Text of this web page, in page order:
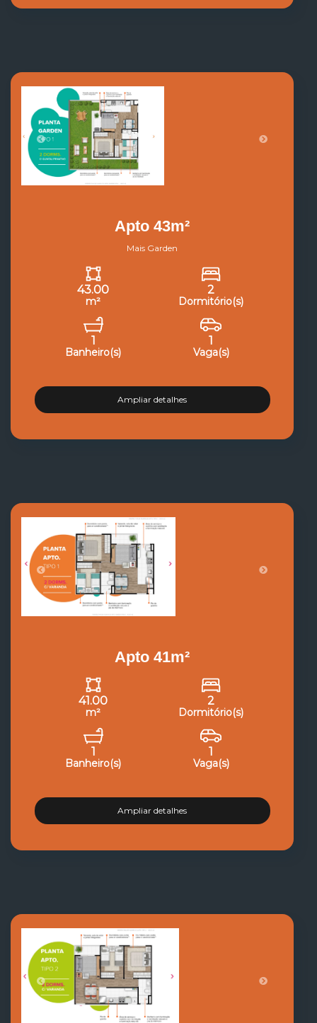
Apto 43m²
Mais Garden
43.00
m²
2
Dormitório(s)
1
Banheiro(s)
1
Vaga(s)
Ampliar detalhes
Apto 41m²
41.00
m²
2
Dormitório(s)
1
Banheiro(s)
1
Vaga(s)
Ampliar detalhes